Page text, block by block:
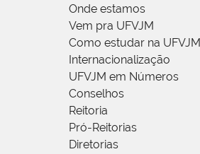
Onde estamos
Vem pra UFVJM
Como estudar na UFVJM
Internacionalização
UFVJM em Números
Conselhos
Reitoria
Pró-Reitorias
Diretorias